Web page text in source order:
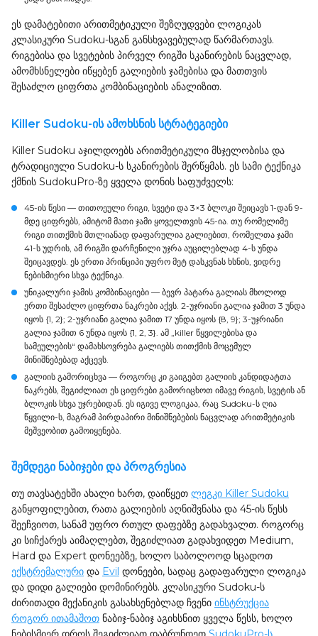
ეს დამატებითი არითმეტიკული შეზღუდვები ლოგიკას
კლასიკური Sudoku-სგან განსხვავებულად წარმართავს.
რიგებისა და სვეტების პირველ რიგში სკანირების ნაცვლად,
ამომხსნელები იწყებენ გალიების ჯამებისა და მათთვის
შესაძლო ციფრთა კომბინაციების ანალიზით.
Killer Sudoku-ის ამოხსნის სტრატეგიები
Killer Sudoku აჯილდოებს არითმეტიკული მსჯელობისა და
ტრადიციული Sudoku-ს სკანირების შერწყმას. ეს სამი ტექნიკა
ქმნის SudokuPro-ზე ყველა დონის საფუძველს:
45-ის წესი — თითოეული რიგი, სვეტი და 3×3 ბლოკი შეიცავს 1-დან 9-
მდე ციფრებს, ამიტომ მათი ჯამი ყოველთვის 45-ია. თუ რომელიმე
რიგი თითქმის მთლიანად დაფარულია გალიებით, რომელთა ჯამი
41-ს უდრის, ამ რიგში დარჩენილი უჯრა აუცილებლად 4-ს უნდა
შეიცავდეს. ეს ერთი პრინციპი უფრო მეტ დასკვნას ხსნის, ვიდრე
ნებისმიერი სხვა ტექნიკა.
უნიკალური ჯამის კომბინაციები — ბევრ პატარა გალიას მხოლოდ
ერთი შესაძლო ციფრთა ნაკრები აქვს. 2-უჯრიანი გალია ჯამით 3 უნდა
იყოს {1, 2}; 2-უჯრიანი გალია ჯამით 17 უნდა იყოს {8, 9}; 3-უჯრიანი
გალია ჯამით 6 უნდა იყოს {1, 2, 3}. ამ „killer წყვილებისა და
სამეულების“ დამახსოვრება გალიებს თითქმის მოცემულ
მინიშნებებად აქცევს.
გალიის გამორიცხვა — როგორც კი გაიგებთ გალიის კანდიდატთა
ნაკრებს, შეგიძლიათ ეს ციფრები გამორიცხოთ იმავე რიგის, სვეტის ან
ბლოკის სხვა უჯრებიდან. ეს იგივე ლოგიკაა, რაც Sudoku-ს ღია
წყვილი-ს, მაგრამ პირდაპირი მინიშნებების ნაცვლად არითმეტიკის
მეშვეობით გამოიყენება.
შემდეგი ნაბიჯები და პროგრესია
თუ თავსატეხში ახალი ხართ, დაიწყეთ ლეგკი Killer Sudoku
განყოფილებით, რათა გალიების აღნიშვნასა და 45-ის წესს
შეეჩვიოთ, სანამ უფრო რთულ დაფებზე გადახვალთ. როგორც
კი სიჩქარეს აიმაღლებთ, შეგიძლიათ გადახვიდეთ Medium,
Hard და Expert დონეებზე, ხოლო საბოლოოდ სცადოთ
ექსტრემალური და Evil დონეები, სადაც გადაფარული ლოგიკა
და დიდი გალიები დომინირებს. კლასიკური Sudoku-ს
ძირითადი მექანიკის გასახსენებლად ჩვენი ინსტრუქცია
როგორ ითამაშოთ ნაბიჯ-ნაბიჯ აგიხსნით ყველა წესს, ხოლო